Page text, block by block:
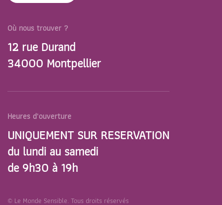
Où nous trouver ?
12 rue Durand
34000 Montpellier
Heures d'ouverture
UNIQUEMENT SUR RESERVATION
du lundi au samedi
de 9h30 à 19h
© Le Monde Sensible. Tous droits réservés